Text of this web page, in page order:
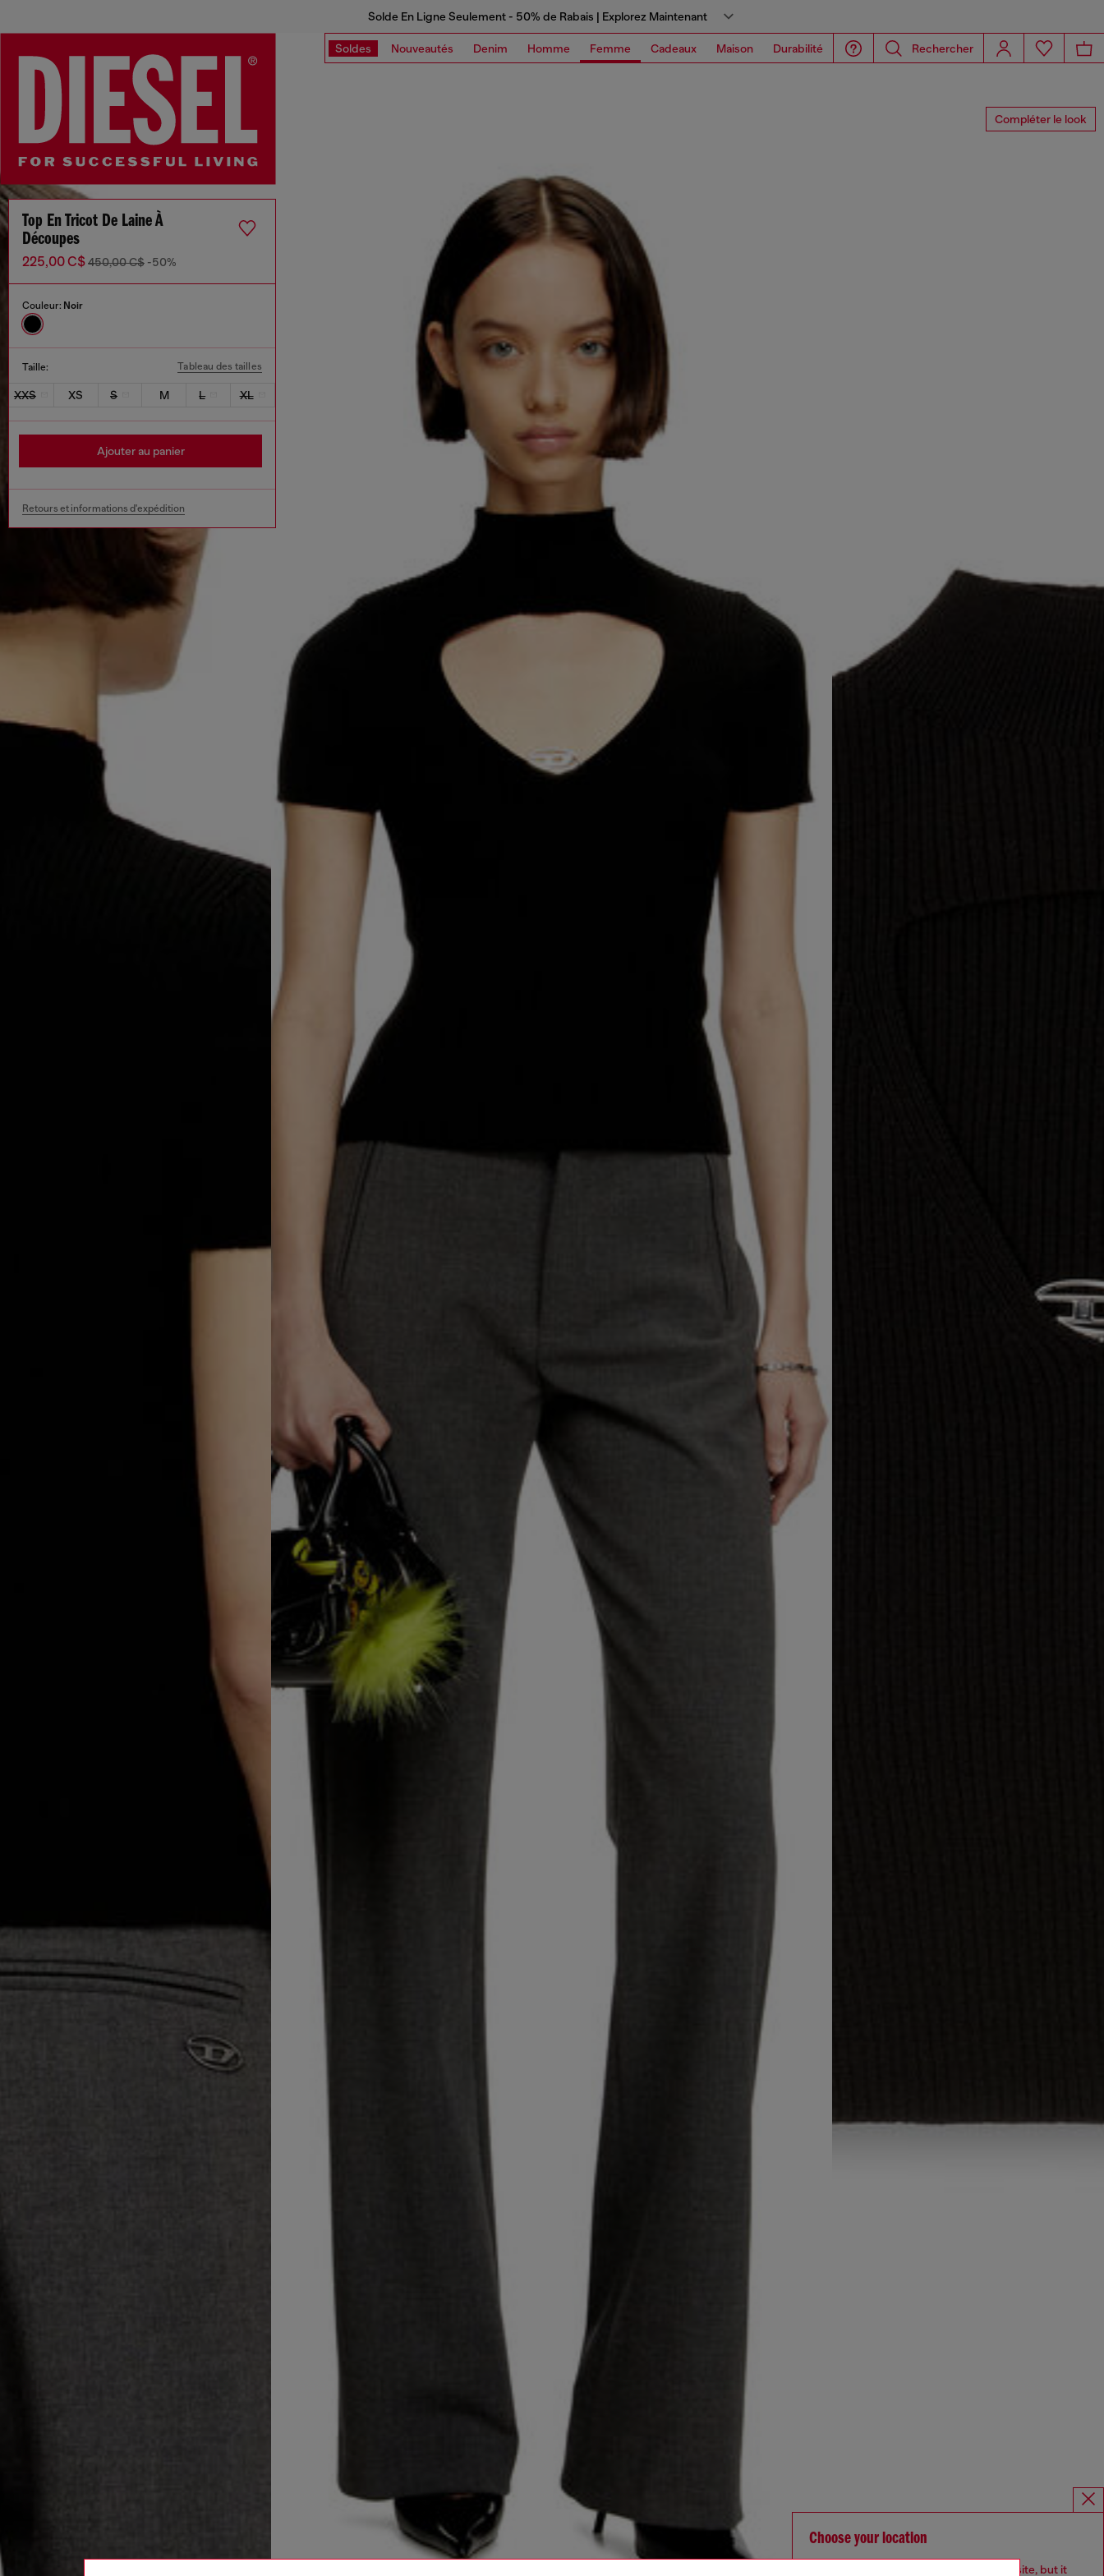
Solde En Ligne Seulement - 50% de Rabais | Explorez Maintenant
Soldes Nouveautés Denim Homme Femme Cadeaux Maison Durabilité Rechercher
Compléter le look
Top En Tricot De Laine À
Découpes
225,00 C$450,00 C$ -50%
Couleur: Noir
Taille: Tableau des tailles
XXS XS S M L XL
Ajouter au panier
Retours et informations d'expédition
Choose your location
You are currently browsing Canada website, but it